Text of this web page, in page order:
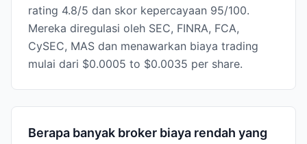
rating 4.8/5 dan skor kepercayaan 95/100.
Mereka diregulasi oleh SEC, FINRA, FCA,
CySEC, MAS dan menawarkan biaya trading
mulai dari $0.0005 to $0.0035 per share.
Berapa banyak broker biaya rendah yang